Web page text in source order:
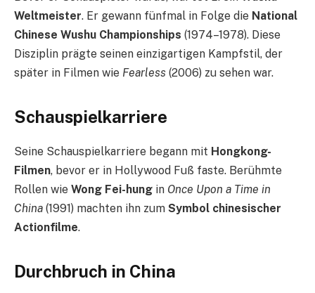
Weltmeister. Er gewann fünfmal in Folge die National
Chinese Wushu Championships (1974–1978). Diese
Disziplin prägte seinen einzigartigen Kampfstil, der
später in Filmen wie Fearless (2006) zu sehen war.
Schauspielkarriere
Seine Schauspielkarriere begann mit Hongkong-
Filmen, bevor er in Hollywood Fuß faste. Berühmte
Rollen wie Wong Fei-hung in Once Upon a Time in
China (1991) machten ihn zum Symbol chinesischer
Actionfilme.
Durchbruch in China